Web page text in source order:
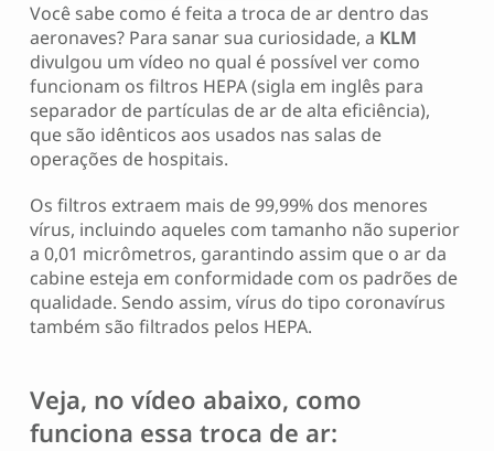
Você sabe como é feita a troca de ar dentro das
aeronaves? Para sanar sua curiosidade, a KLM
divulgou um vídeo no qual é possível ver como
funcionam os filtros HEPA (sigla em inglês para
separador de partículas de ar de alta eficiência),
que são idênticos aos usados ​​nas salas de
operações de hospitais.
Os filtros extraem mais de 99,99% dos menores
vírus, incluindo aqueles com tamanho não superior
a 0,01 micrômetros, garantindo assim que o ar da
cabine esteja em conformidade com os padrões de
qualidade. Sendo assim, vírus do tipo coronavírus
também são filtrados pelos HEPA.
Veja, no vídeo abaixo, como
funciona essa troca de ar: